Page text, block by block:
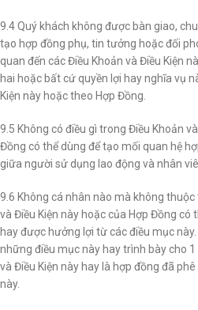
9.4 Quý khách không được bàn giao,
tạo hợp đồng phụ, tin tưởng hoặc đối
quan đến các Điều Khoản và Điều Kiện
hai hoặc bất cứ quyền lợi hay nghĩa vụ
Kiện này hoặc theo Hợp Đồng.
9.5 Không có điều gì trong Điều Khoản
Đồng có thể dùng để tạo mối quan hệ
giữa người sử dụng lao động và nhân
9.6 Không cá nhân nào mà không
và Điều Kiện này hoặc của Hợp Đồng có
hay được hưởng lợi từ các điều mục
những điều mục này hay trình bày cho
và Điều Kiện này hay là hợp đồng đã
này.